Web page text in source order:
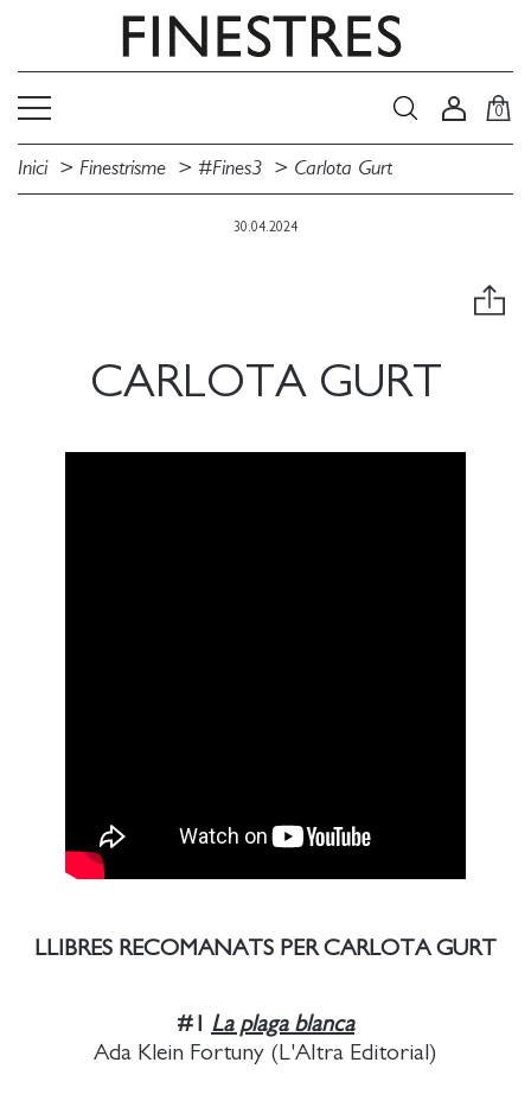
0
Inici Finestrisme #Fines3 Carlota Gurt
CARLOTA GURT
30.04.2024
LLIBRES RECOMANATS PER CARLOTA GURT
#1
La plaga blanca
Ada Klein Fortuny (L'Altra Editorial)